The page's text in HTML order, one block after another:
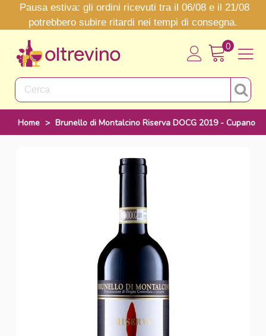
Pausa estiva: gli ordini ricevuti tra il 06/08 e il 21/08
potrebbero subire ritardi nei tempi di consegna.
0
Home > Brunello di Montalcino Riserva DOCG 2019 - Cupano